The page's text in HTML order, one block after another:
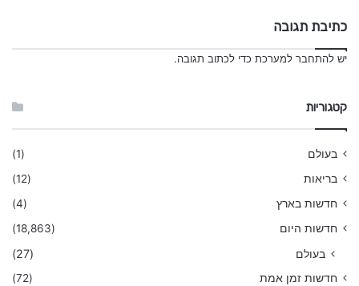
כתיבת תגובה
יש להתחבר למערכת כדי לכתוב תגובה.
קטגוריות
בעולם
(1)
בריאות
(12)
חדשות בארץ
(4)
חדשות היום
(18,863)
בעולם (27)
חדשות זמן אמת
(72)